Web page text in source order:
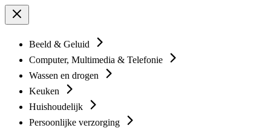
Beeld & Geluid
Computer, Multimedia & Telefonie
Wassen en drogen
Keuken
Huishoudelijk
Persoonlijke verzorging